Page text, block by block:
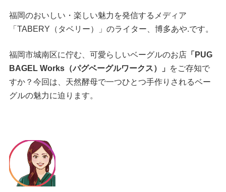
福岡のおいしい・楽しい魅力を発信するメディア
「TABERY（タベリー）」のライター、博多あや.です。
福岡市城南区に佇む、可愛らしいベーグルのお店「PUG
BAGEL Works（パグベーグルワークス）」
をご存知で
すか？今回は、天然酵母で一つひとつ手作りされるベー
グルの魅力に迫ります。